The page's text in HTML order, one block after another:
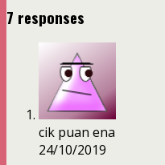
7 responses
cik puan ena
24/10/2019